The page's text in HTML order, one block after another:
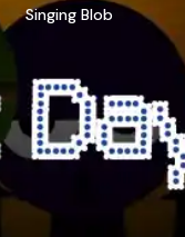
Singing Blob